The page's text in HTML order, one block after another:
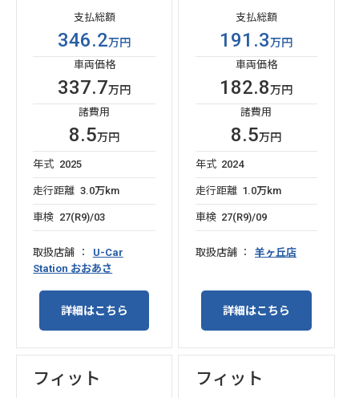
支払総額
346.2万円
車両価格
337.7万円
諸費用
8.5万円
年式 2025
走行距離 3.0万km
車検 27(R9)/03
取扱店舗
U-Car
Station おおあさ
詳細はこちら
支払総額
191.3万円
車両価格
182.8万円
諸費用
8.5万円
年式 2024
走行距離 1.0万km
車検 27(R9)/09
取扱店舗 羊ヶ丘店
詳細はこちら
フィット フィット